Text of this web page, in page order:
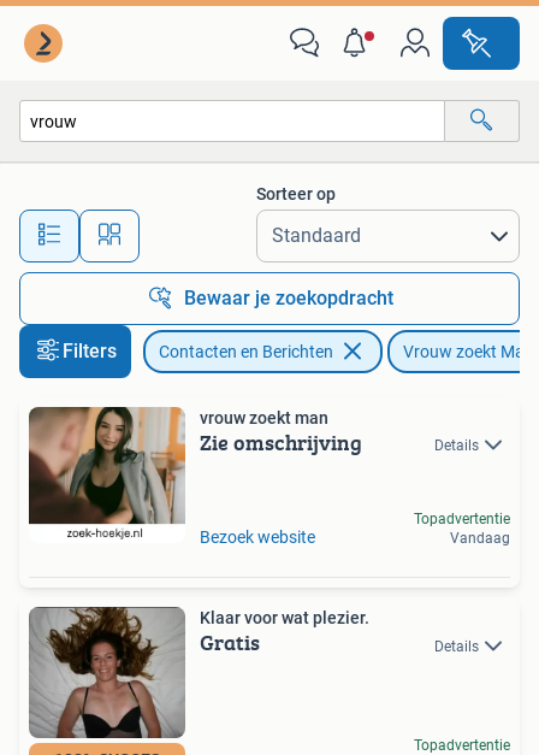
Alle afstanden…
Sorteer op
Bewaar je zoekopdracht
Filters Contacten en Berichten Vrouw zoekt Man
vrouw zoekt man
Zie omschrijving Details
Bezoek website
Topadvertentie
Vandaag
Klaar voor wat plezier.
Gratis Details
Topadvertentie